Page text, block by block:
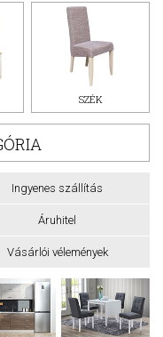
SZÉK
Ingyenes szállítás
Áruhitel
Vásárlói vélemények